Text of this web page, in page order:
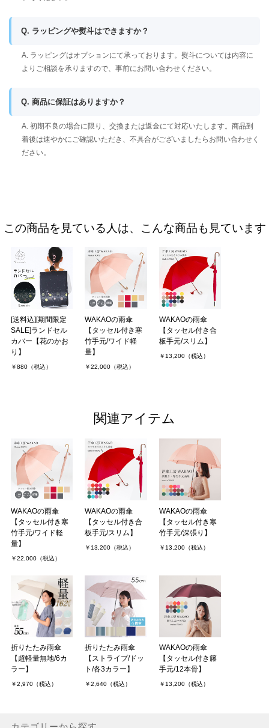
Q. ラッピングや熨斗はできますか？
A. ラッピングはオプションにて承っております。熨斗については内容に
よりご相談を承りますので、事前にお問い合わせください。
Q. 商品に保証はありますか？
A. 初期不良の場合に限り、交換または返金にて対応いたします。商品到
着後は速やかにご確認いただき、不具合がございましたらお問い合わせく
ださい。
この商品を見ている人は、こんな商品も見ています
[送料込][期間限定
SALE]ランドセル
カバー【花のかお
り】
￥880（税込）
WAKAOの雨傘
【タッセル付き寒
竹手元/ワイド軽
量】
￥22,000（税込）
WAKAOの雨傘
【タッセル付き合
板手元/スリム】
￥13,200（税込）
関連アイテム
WAKAOの雨傘
【タッセル付き寒
竹手元/ワイド軽
量】
￥22,000（税込）
WAKAOの雨傘
【タッセル付き合
板手元/スリム】
￥13,200（税込）
WAKAOの雨傘
【タッセル付き寒
竹手元/深張り】
￥13,200（税込）
折りたたみ雨傘
【超軽量無地/6カ
ラー】
￥2,970（税込）
折りたたみ雨傘
【ストライプ/ドッ
ト/各3カラー】
￥2,640（税込）
WAKAOの雨傘
【タッセル付き籐
手元/12本骨】
￥13,200（税込）